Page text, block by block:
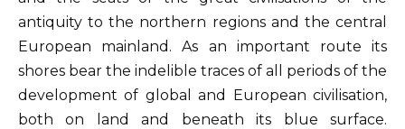
antiquity to the northern regions and the central
European mainland. As an important route its
shores bear the indelible traces of all periods of the
development of global and European civilisation,
both on land and beneath its blue surface.